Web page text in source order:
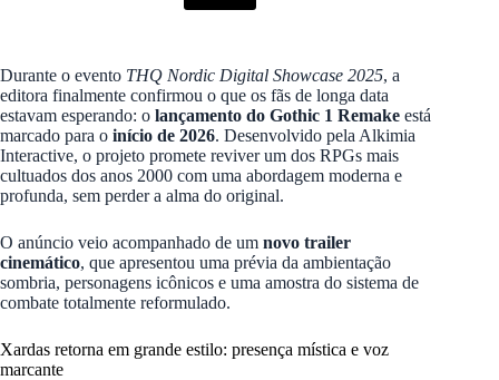
Durante o evento THQ Nordic Digital Showcase 2025, a
editora finalmente confirmou o que os fãs de longa data
estavam esperando: o lançamento do Gothic 1 Remake está
marcado para o início de 2026. Desenvolvido pela Alkimia
Interactive, o projeto promete reviver um dos RPGs mais
cultuados dos anos 2000 com uma abordagem moderna e
profunda, sem perder a alma do original.
O anúncio veio acompanhado de um novo trailer
cinemático, que apresentou uma prévia da ambientação
sombria, personagens icônicos e uma amostra do sistema de
combate totalmente reformulado.
Xardas retorna em grande estilo: presença mística e voz
marcante